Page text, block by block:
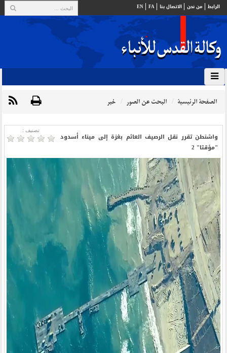
الرابط من نحن الاتصال بنا FA
EN
الصفحة الرئيسية البحث عن الصور خبر
تصنیف :
واشنطن تقرر نقل الرصيف العائم بغزة إلى ميناء أسدود
"مؤقتا" 2